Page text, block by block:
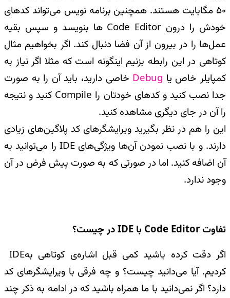
50 مگابایت هستند. همچنین برنامه نویس می‌تواند کدهای
خودش را درون Code Editorها بنویسد و سپس بقیه
عمل‌ها را در بیرون از آن فضا دنبال کند. اگر بخواهیم‌ مثال
کوتاهی در این رابطه بزنیم اینگونه است که مثلا اگر نیاز به
کمپایلر خاص یا Debug خاصی دارید، باید آن را به صورت
جدا نصب کنید و کدهای خودتان را Compile کنید و نتیجه
را آن در جای دیگری مشاهده کنید.
این را هم در نظر بگیرید ویرایشگرهای کد پلاگین‌های زیادی
دارند. و با نصب نمودن آن‌ها ویژگی‌های IDE را می‌توانید به
آن اضافه کنید. اما در صورتی که به صورت پیش فرض در آن
وجود ندارد.
تفاوتCode Editor با IDEدر چیست؟
اگر دقت کرده باشید کمی قبل اشاره‌ی کوتاهی بهIDE
کردیم. آیا می‌دانید چیست؟ و چه فرقی با‌ ویرایشگرهای کد‌
دارد؟ اگر نمی‌دانید با ما همراه باشید که در ادامه به ذکر چند